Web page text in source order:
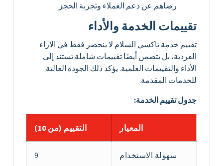
رضاهم عن دعم العملاء وتجربة الحجز.
تقييمات الخدمة والأداء
تقييم خدمة تاكسي السلام لا ينحصر فقط في الآراء
الفردية، بل يتضمن أيضًا تقييمات شاملة تستند إلى
الأداء والتقييمات العلمية. يؤكد ذلك الجودة العالية
للخدمات المقدمة.
جدول تقييم الخدمة:
المعيار التقييم (من 10)
سهولة الاستخدام